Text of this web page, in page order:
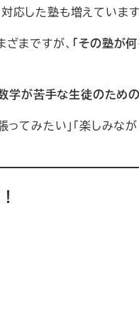
応した塾も増えています
まですが、 「その塾が
学が苦手な生徒のため
ってみたい」「楽しみ